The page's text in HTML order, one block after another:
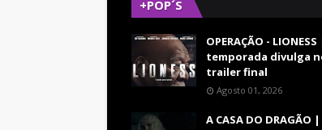
+POP´S
OPERAÇÃO -
temporada divulga
trailer final
Agosto 01, 2026
A CASA DO DRAGÃO